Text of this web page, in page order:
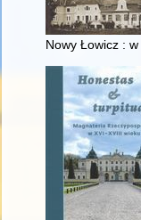
Nowy Łowicz :